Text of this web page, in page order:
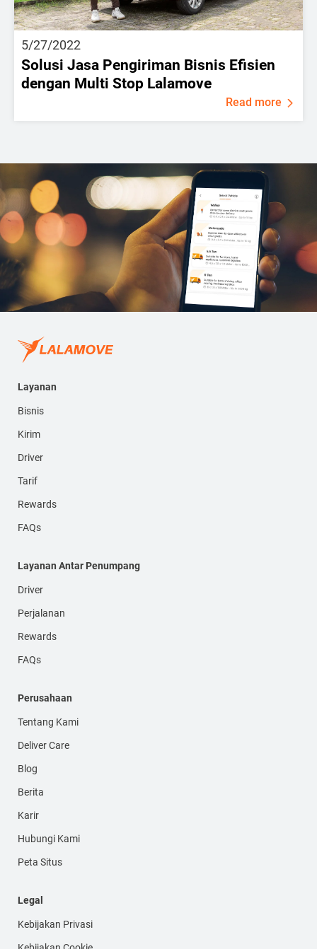
5/27/2022
Solusi Jasa Pengiriman Bisnis Efisien
dengan Multi Stop Lalamove
Read more
Layanan
Bisnis
Kirim
Driver
Tarif
Rewards
FAQs
Layanan Antar Penumpang
Driver
Perjalanan
Rewards
FAQs
Perusahaan
Tentang Kami
Deliver Care
Blog
Berita
Karir
Hubungi Kami
Peta Situs
Legal
Kebijakan Privasi